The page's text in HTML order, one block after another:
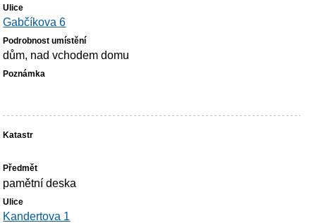
Gabčíkova 6
dům, nad vchodem domu
pamětní deska
Kandertova 1